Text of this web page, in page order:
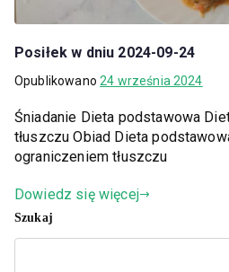
Posiłek w dniu 2024-09-24
Opublikowano24 września 2024
Śniadanie Dieta podstawowa
tłuszczu Obiad Dieta
ograniczeniem tłuszczu
Dowiedz się więcej
Szukaj